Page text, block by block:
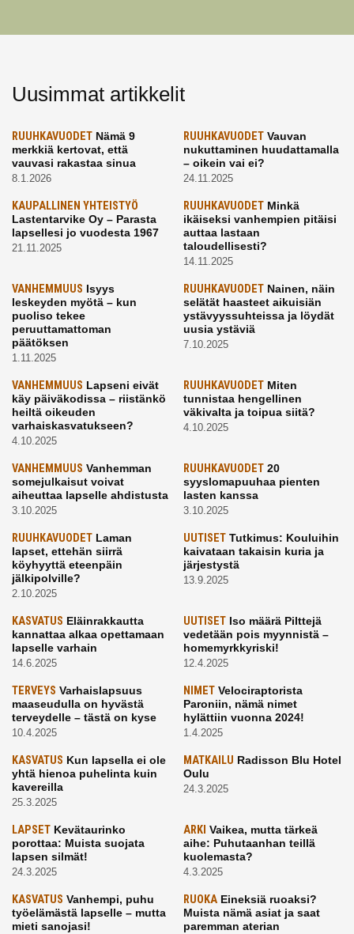
Uusimmat artikkelit
RUUHKAVUODET Nämä 9
merkkiä kertovat, että
vauvasi rakastaa sinua
8.1.2026
RUUHKAVUODETVauvan
nukuttaminen huudattamalla
– oikein vai ei?
24.11.2025
KAUPALLINEN YHTEISTYÖ
Lastentarvike Oy – Parasta
lapsellesi jo vuodesta 1967
21.11.2025
RUUHKAVUODETMinkä
ikäiseksi vanhempien pitäisi
auttaa lastaan
taloudellisesti?
14.11.2025
VANHEMMUUS Isyys
leskeyden myötä – kun
puoliso tekee
peruuttamattoman
päätöksen
1.11.2025
RUUHKAVUODETNainen, näin
selätät haasteet aikuisiän
ystävyyssuhteissa ja löydät
uusia ystäviä
7.10.2025
VANHEMMUUS Lapseni eivät
käy päiväkodissa – riistänkö
heiltä oikeuden
varhaiskasvatukseen?
4.10.2025
RUUHKAVUODETMiten
tunnistaa hengellinen
väkivalta ja toipua siitä?
4.10.2025
VANHEMMUUS Vanhemman
somejulkaisut voivat
aiheuttaa lapselle ahdistusta
3.10.2025
RUUHKAVUODET20
syyslomapuuhaa pienten
lasten kanssa
3.10.2025
RUUHKAVUODET Laman
lapset, ettehän siirrä
köyhyyttä eteenpäin
jälkipolville?
2.10.2025
UUTISETTutkimus: Kouluihin
kaivataan takaisin kuria ja
järjestystä
13.9.2025
KASVATUS Eläinrakkautta
kannattaa alkaa opettamaan
lapselle varhain
14.6.2025
UUTISETIso määrä Pilttejä
vedetään pois myynnistä –
homemyrkkyriski!
12.4.2025
TERVEYS Varhaislapsuus
maaseudulla on hyvästä
terveydelle – tästä on kyse
10.4.2025
NIMETVelociraptorista
Paroniin, nämä nimet
hylättiin vuonna 2024!
1.4.2025
KASVATUS Kun lapsella ei ole
yhtä hienoa puhelinta kuin
kavereilla
25.3.2025
MATKAILU Radisson Blu Hotel
Oulu
24.3.2025
LAPSET Kevätaurinko
porottaa: Muista suojata
lapsen silmät!
24.3.2025
ARKI Vaikea, mutta tärkeä
aihe: Puhutaanhan teillä
kuolemasta?
4.3.2025
KASVATUS Vanhempi, puhu
työelämästä lapselle – mutta
mieti sanojasi!
RUOKAEineksiä ruoaksi?
Muista nämä asiat ja saat
paremman aterian